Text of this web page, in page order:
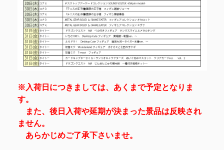
※入荷日につきましては、あくまで予定となりま
す。
また、後日入荷や延期が決まった景品は反映され
ません。
あらかじめご了承下さいませ。